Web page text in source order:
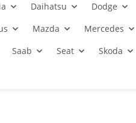
Daihatsu Dodge
Mazda Mercedes
Saab
Seat Skoda